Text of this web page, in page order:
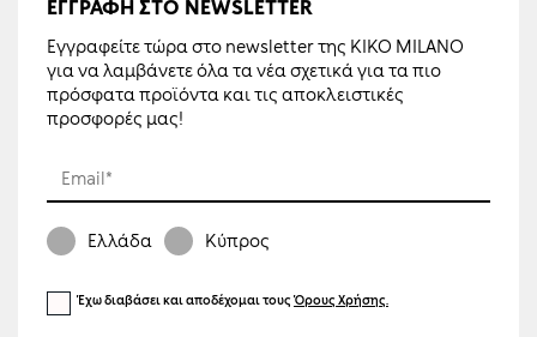
ΕΓΓΡΑΦΉ ΣΤΟ NEWSLETTER
Εγγραφείτε τώρα στο newsletter της KIKO MILANO
για να λαμβάνετε όλα τα νέα σχετικά για τα πιο
πρόσφατα προϊόντα και τις αποκλειστικές
προσφορές μας!
Email*
Ελλάδα Κύπρος
Έχω διαβάσει και αποδέχομαι τους Όρους Χρήσης.